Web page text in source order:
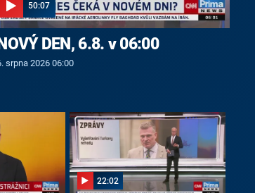
50:07
NOVÝ DEN, 6.8. v 06:00
srpna 2026 06:00
22:02